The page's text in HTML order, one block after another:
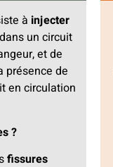
à injecter
dans un circuit
et de
présence de
en circulation
?
fissures